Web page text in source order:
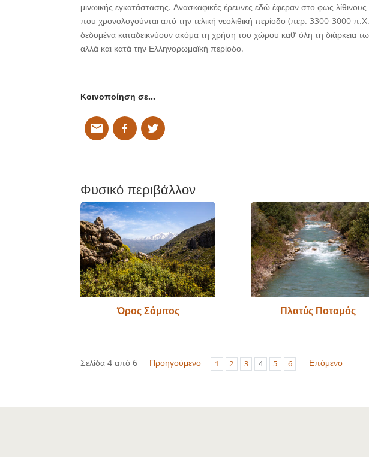
μινωικής εγκατάστασης. Ανασκαφικές έρευνες εδώ έφεραν στο φως λίθινους
που χρονολογούνται από την τελική νεολιθική περίοδο (περ. 3300-3000
δεδομένα καταδεικνύουν ακόμα τη χρήση του χώρου καθ’ όλη τη διάρκεια
αλλά και κατά την Ελληνορωμαϊκή περίοδο.
Κοινοποίηση σε…
Φυσικό περιβάλλον
Όρος Σάμιτος Πλατύς Ποταμός
Σελίδα 4 από 6 Προηγούμενο 1 2 3 4 5 6 Επόμενο